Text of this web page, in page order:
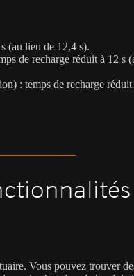
(au lieu de 12,4 s).
de recharge réduit à 12 s
: temps de recharge réduit
Vous pouvez trouver